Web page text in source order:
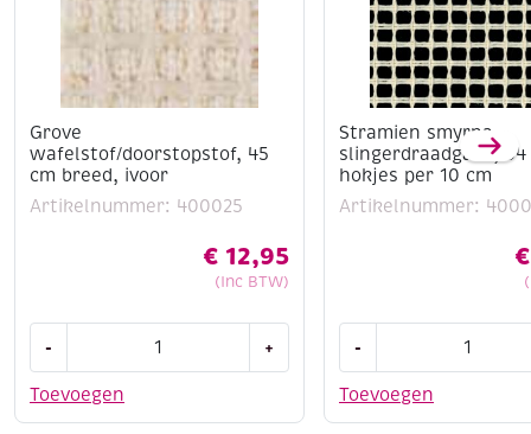
Grove
wafelstof/doorstopstof, 45
cm breed, ivoor
Artikelnummer: 400025
€ 12,95
(Inc BTW)
Toevoegen
-
wafelstof/doorstopstof,
45
+
Stramien smyrna
slingerdraadgaas, 94
hokjes per 10 cm
Artikelnummer:
€
Toevoegen
-
slingerdraadgaas,